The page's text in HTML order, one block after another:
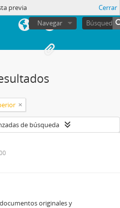
sesión
Navegar
previa Cerrar
de búsqueda
originales y